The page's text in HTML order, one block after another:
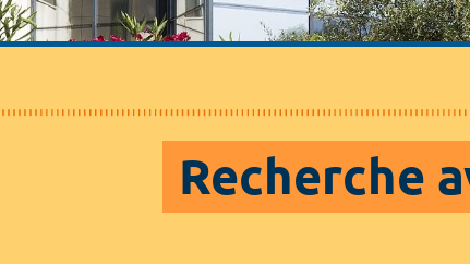
Recherche